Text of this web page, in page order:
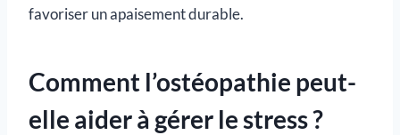
favoriser un apaisement durable.
Comment l’ostéopathie peut-
elle aider à gérer le stress ?